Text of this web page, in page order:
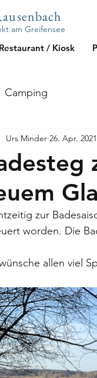
Restaurant / Kiosk
am Greifensee
Camping
Urs Minder 26. Apr. 2021
zur
worden. Die
allen viel